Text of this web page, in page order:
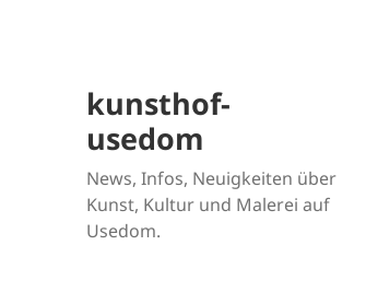
kunsthof-
usedom
News, Infos, Neuigkeiten über
Kunst, Kultur und Malerei auf
Usedom.